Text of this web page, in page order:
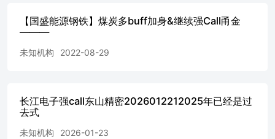
【国盛能源钢铁】煤炭多buff加身&继续强Call甬金
———
未知机构 2022-08-29
长江电子强call东山精密2026012212025年已经是过
去式
未知机构 2026-01-23